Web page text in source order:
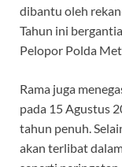
dibantu oleh
Tahun ini
Pelopor Polda
Rama juga
pada 15 Agustus
tahun penuh.
akan terlibat